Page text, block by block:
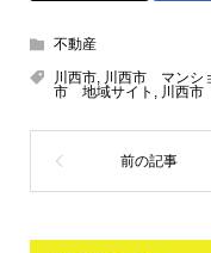
不動産
川西市, 川西市 マンシ
市 地域サイト
川西市